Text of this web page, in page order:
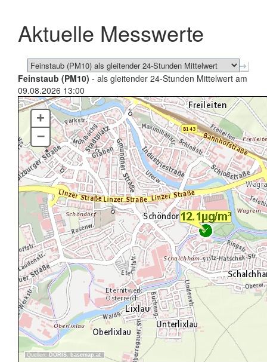
schließen
Aktuelle Messwerte
Feinstaub (PM10) - als gleitender 24-Stunden Mittelwert am
09.08.2026 13:00
Quellen: DORIS, basemap.at
+
–